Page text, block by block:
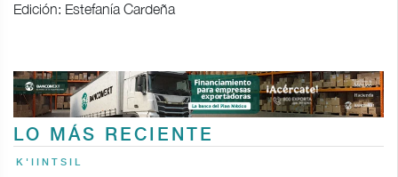
Edición: Estefanía Cardeña
LO MÁS RECIENTE
K'IINTSIL